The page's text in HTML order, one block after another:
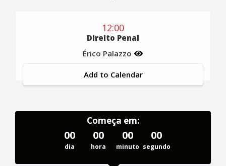
12:00
Direito Penal
Érico Palazzo
Add to Calendar
Começa em:
00
dia
00
hora
00
minuto
00
segundo